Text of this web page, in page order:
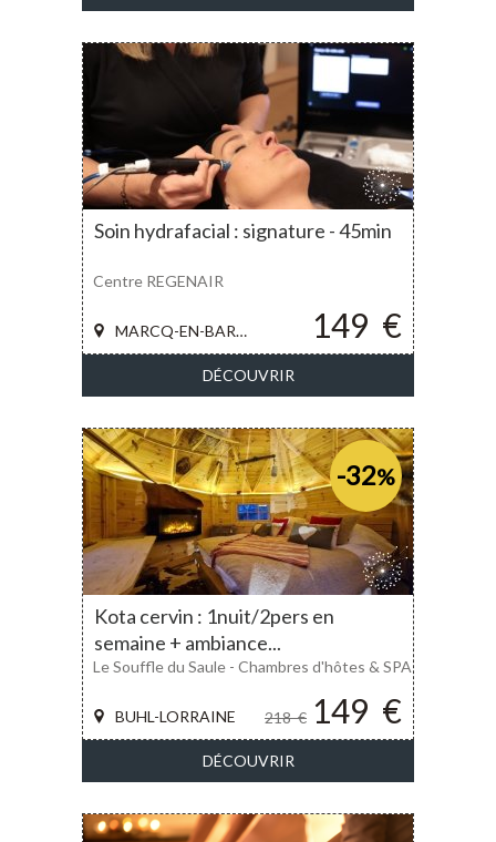
Soin hydrafacial : signature - 45min
149 €
MARCQ-EN-BAROEUL
Centre REGENAIR
DÉCOUVRIR
-32%
Kota cervin : 1nuit/2pers en
semaine + ambiance...
218€ 149 €
BUHL-LORRAINE
Le Souffle du Saule - Chambres d'hôtes & SPA
DÉCOUVRIR